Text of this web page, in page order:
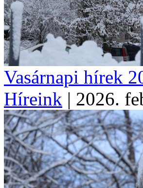
Vasárnapi hírek
Híreink | 2026.